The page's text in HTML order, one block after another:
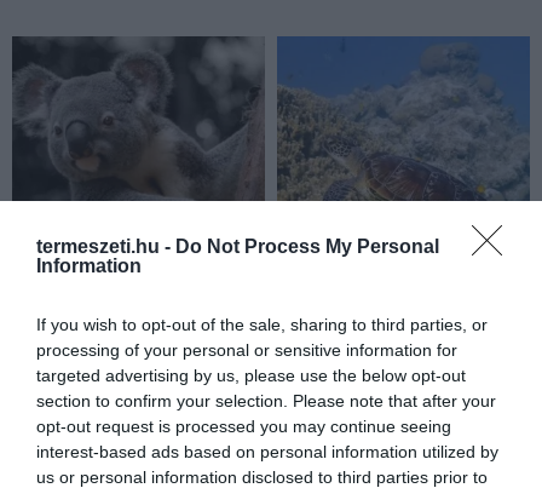
termeszeti.hu - Do Not Process My Personal
Information
If you wish to opt-out of the sale, sharing to third parties, or
processing of your personal or sensitive information for
targeted advertising by us, please use the below opt-out
section to confirm your selection. Please note that after your
opt-out request is processed you may continue seeing
interest-based ads based on personal information utilized by
us or personal information disclosed to third parties prior to
SOKKAL DRÁMAIBB, MINT A
NYUGODT
EUKALIPTUSZRÁGCSÁLÁS
SUGALLJA
2026-08-07
SZÍNES HALAKBÓL ÁLL: MOST
500 EDDIG ISMERETLEN
LAKÓJÁT MUTATTA MEG
2026-08-06